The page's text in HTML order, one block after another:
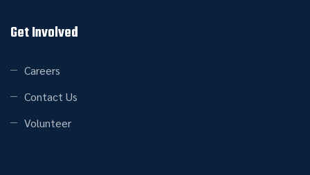
Get Involved
Careers
Contact Us
Volunteer